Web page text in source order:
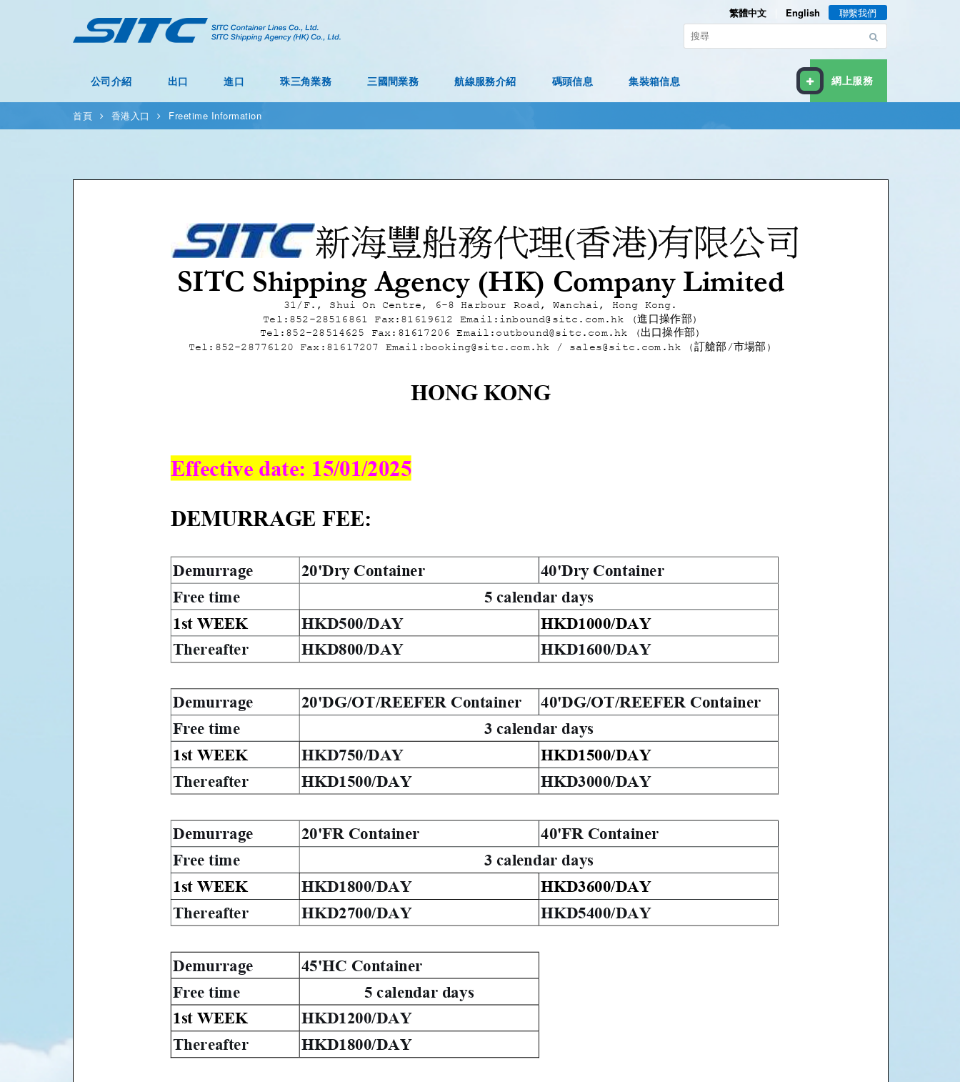
繁體中文 English 聯繫我們
網上服務
公司介紹 出口 進口 珠三角業務 三國間業務 航線服務介紹 碼頭信息 集裝箱信息
首頁 香港入口 Freetime Information